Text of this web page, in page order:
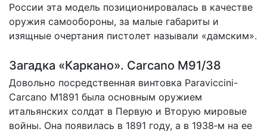
России эта модель позиционировалась в качестве
оружия самообороны, за малые габариты и
изящные очертания пистолет называли «дамским».
Загадка «Каркано». Carcano M91/38
Довольно посредственная винтовка Paraviccini-
Carcano М1891 была основным оружием
итальянских солдат в Первую и Вторую мировые
войны. Она появилась в 1891 году, а в 1938‑м на ее